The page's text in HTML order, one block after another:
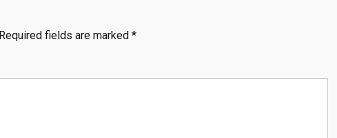
Required fields are marked *